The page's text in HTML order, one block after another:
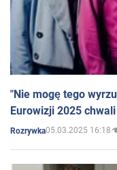
"Nie mogę tego
Eurowizji 2025
Rozrywka05.03.2025 16:18